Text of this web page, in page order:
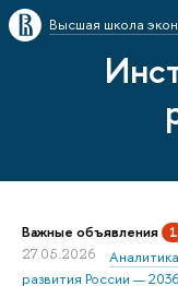
Высшая школа
Важные объявления 1
27.05.2026
развития России —